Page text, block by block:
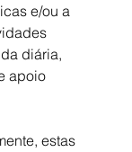
e/ou a
diária,
apoio
estas